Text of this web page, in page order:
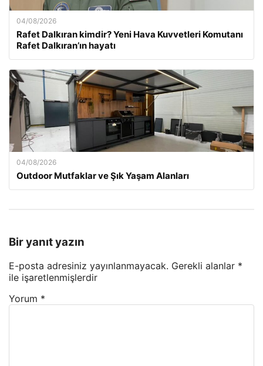
04/08/2026
Rafet Dalkıran kimdir? Yeni Hava Kuvvetleri Komutanı
Rafet Dalkıran’ın hayatı
04/08/2026
Outdoor Mutfaklar ve Şık Yaşam Alanları
Bir yanıt yazın
E-posta adresiniz yayınlanmayacak. Gerekli alanlar *
ile işaretlenmişlerdir
Yorum *